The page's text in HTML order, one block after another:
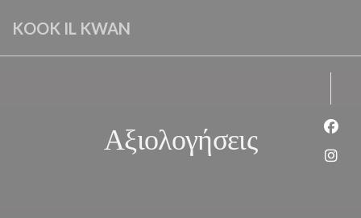
KOOK IL KWAN
Αξιολογήσεις